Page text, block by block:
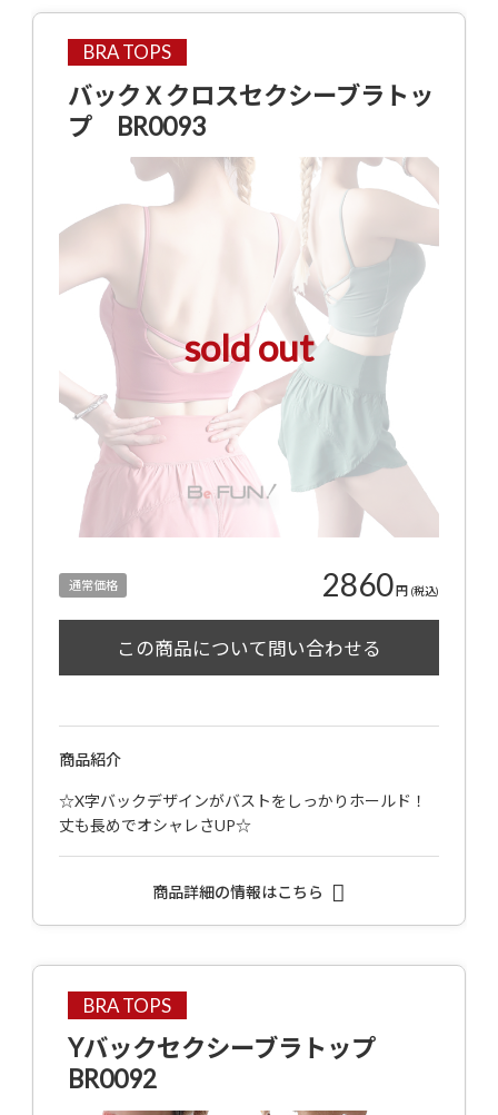
BRA TOPS
バックＸクロスセクシーブラトッ
プ BR0093
sold out
通常価格 2860円 (税込)
商品紹介
☆X字バックデザインがバストをしっかりホールド！
丈も長めでオシャレさUP☆
商品詳細の情報はこちら
BRA TOPS
Yバックセクシーブラトップ
BR0092